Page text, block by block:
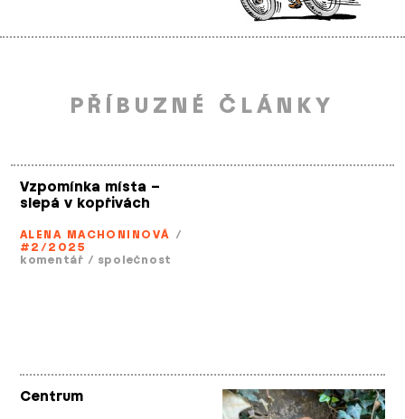
PŘÍBUZNÉ ČLÁNKY
Vzpomínka místa –
slepá v kopřivách
ALENA MACHONINOVÁ /
#2/2025
komentář / společnost
Centrum